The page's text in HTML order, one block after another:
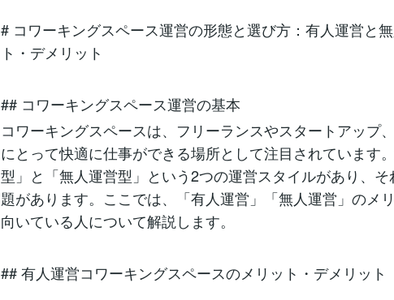
# コワーキングスペース運営の形態と選び方：有人運営と
ト・デメリット
## コワーキングスペース運営の基本
コワーキングスペースは、フリーランスやスタートアップ
にとって快適に仕事ができる場所として注目されています
型」と「無人運営型」という2つの運営スタイルがあり、
題があります。ここでは、「有人運営」「無人運営」のメリ
向いている人について解説します。
## 有人運営コワーキングスペースのメリット・デメリット